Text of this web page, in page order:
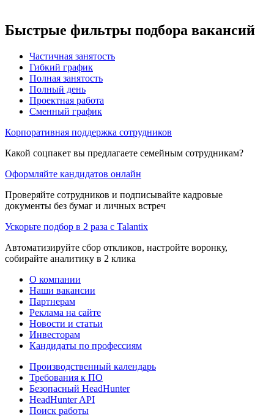
Быстрые фильтры подбора вакансий
Частичная занятость
Гибкий график
Полная занятость
Полный день
Проектная работа
Сменный график
Корпоративная поддержка сотрудников
Какой соцпакет вы предлагаете семейным сотрудникам?
Оформляйте кандидатов онлайн
Проверяйте сотрудников и подписывайте кадровые
документы без бумаг и личных встреч
Ускорьте подбор в 2 раза с Talantix
Автоматизируйте сбор откликов, настройте воронку,
собирайте аналитику в 2 клика
О компании
Наши вакансии
Партнерам
Реклама на сайте
Новости и статьи
Инвесторам
Кандидаты по профессиям
Производственный календарь
Требования к ПО
Безопасный HeadHunter
HeadHunter API
Поиск работы